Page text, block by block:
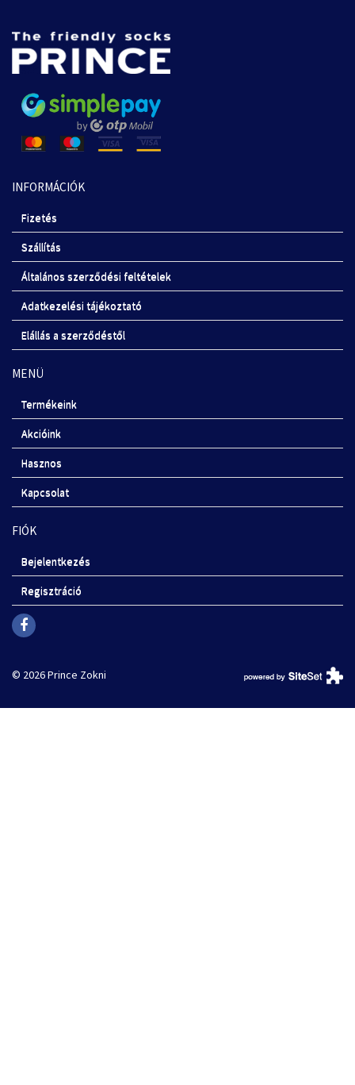
INFORMÁCIÓK
Fizetés
Szállítás
Általános szerződési feltételek
Adatkezelési tájékoztató
Elállás a szerződéstől
MENÜ
Termékeink
Akcióink
Hasznos
Kapcsolat
FIÓK
Bejelentkezés
Regisztráció
© 2026 Prince Zokni